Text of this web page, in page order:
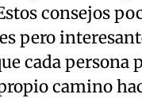
consejos
pero
cada persona
camino